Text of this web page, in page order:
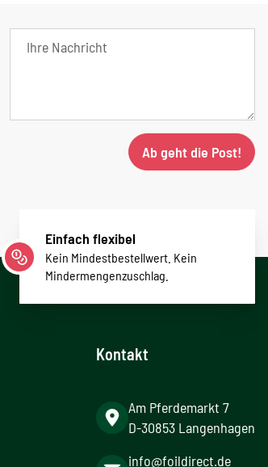
Ab geht die Post!
Einfach flexibel
Kein Mindestbestellwert. Kein
Mindermengenzuschlag.
Kontakt
Am Pferdemarkt 7
D-30853 Langenhagen
info@foildirect.de